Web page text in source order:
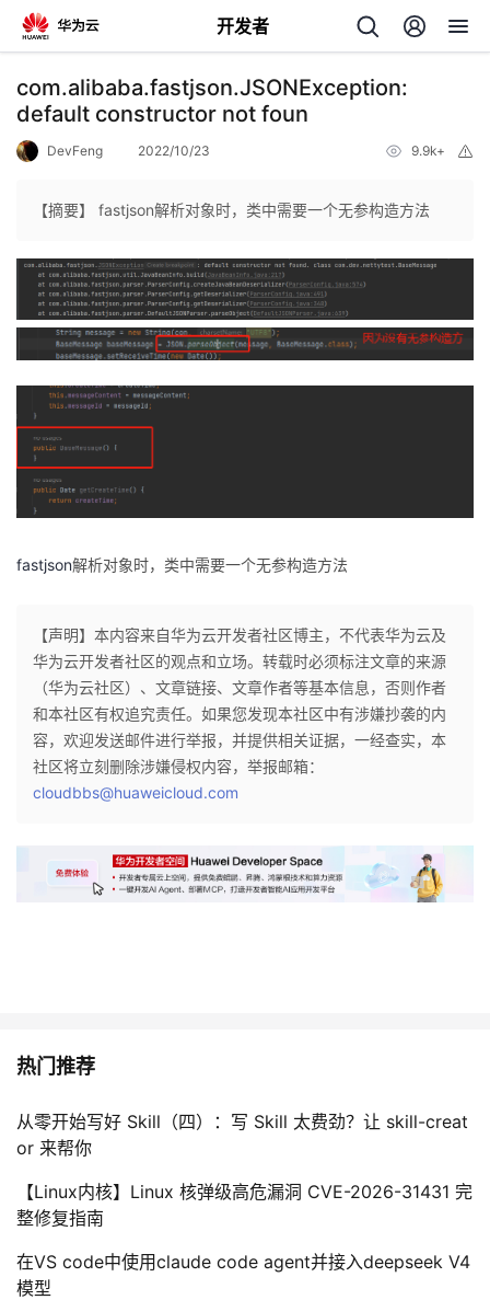
开发者
返
回
个
人
页
我
开
发
的
博
客
我
的
论
坛
我
的
圈
我
的
我
发
者
堂
我
Programs
的
支
我
的
我
com.alibaba.fastjson.JSONException:
default constructor not foun
DevFeng 2022/10/23 9.9k+
【摘要】 fastjson解析对象时，类中需要一个无参构造方法
fastjson解析对象时，类中需要一个无参构造方法
【声明】本内容来自华为云开发者社区博主，不代表华为云及
华为云开发者社区的观点和立场。转载时必须标注文章的来源
（华为云社区）、文章链接、文章作者等基本信息，否则作者
和本社区有权追究责任。如果您发现本社区中有涉嫌抄袭的内
容，欢迎发送邮件进行举报，并提供相关证据，一经查实，本
社区将立刻删除涉嫌侵权内容，举报邮箱：
cloudbbs@huaweicloud.com
热门推荐
从零开始写好 Skill（四）：写 Skill 太费劲？让 skill-creat
or 来帮你
【Linux内核】Linux 核弹级高危漏洞 CVE-2026-31431 完
整修复指南
在VS code中使用claude code agent并接入deepseek V4
模型